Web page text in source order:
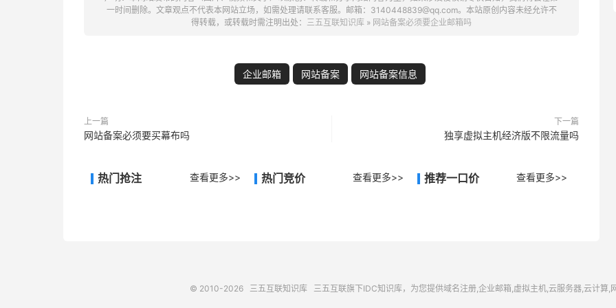
一时间删除。文章观点不代表本网站立场，如需处理请联系客服。邮箱：3140448839@qq.com。本站原创内容未经允许不
得转载，或转载时需注明出处： 三五互联知识库 » 网站备案必须要企业邮箱吗
企业邮箱 网站备案 网站备案信息
上一篇
网站备案必须要买幕布吗
下一篇
独享虚拟主机经济版不限流量吗
热门抢注 查看更多>> 热门竞价 查看更多>> 推荐一口价 查看更多>>
© 2010-2026 三五互联知识库 三五互联旗下IDC知识库，为您提供域名注册,企业邮箱,虚拟主机,云服务器,云计算,